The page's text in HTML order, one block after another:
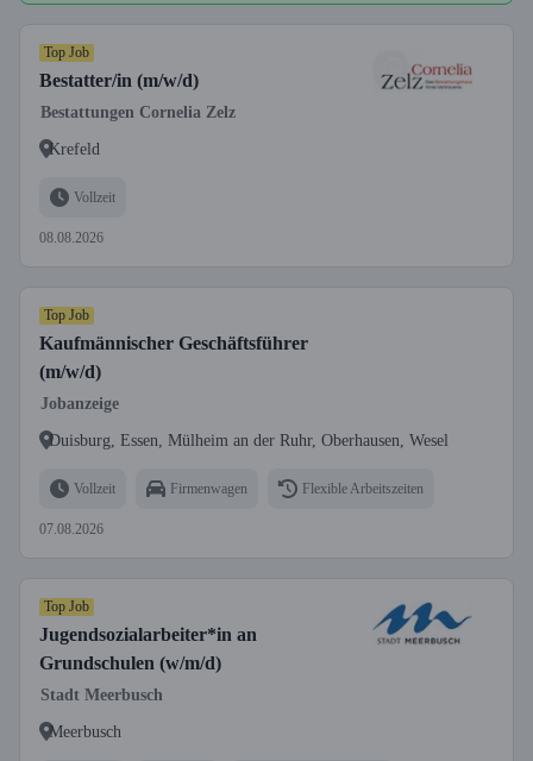
Top Job
Bestatter/in (m/w/d)
Bestattungen Cornelia Zelz
Krefeld
Vollzeit
08.08.2026
Top Job
Kaufmännischer Geschäftsführer
(m/w/d)
Jobanzeige
Duisburg, Essen, Mülheim an der Ruhr, Oberhausen, Wesel
Vollzeit Firmenwagen Flexible Arbeitszeiten
07.08.2026
Top Job
Jugendsozialarbeiter*in an
Grundschulen (w/m/d)
Stadt Meerbusch
Meerbusch